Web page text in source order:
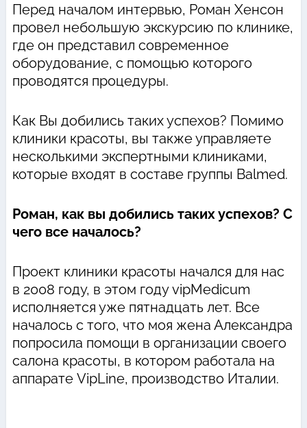
Перед началом интервью, Роман Хенсон
провел небольшую экскурсию по клинике,
где он представил современное
оборудование, с помощью которого
проводятся процедуры.
Как Вы добились таких успехов? Помимо
клиники красоты, вы также управляете
несколькими экспертными клиниками,
которые входят в составе группы Balmed.
Роман, как вы добились таких успехов? С
чего все началось?
Проект клиники красоты начался для нас
в 2008 году, в этом году vipMedicum
исполняется уже пятнадцать лет. Все
началось с того, что моя жена Александра
попросила помощи в организации своего
салона красоты, в котором работала на
аппарате VipLine, производство Италии.